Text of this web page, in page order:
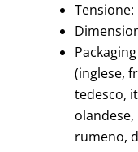
Tensione:
(inglese,
tedesco,
rumeno,